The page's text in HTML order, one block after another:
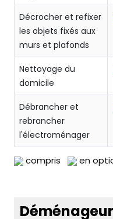
Décrocher et refixer
les objets fixés aux
murs et plafonds
Nettoyage du
domicile
Débrancher et
rebrancher
l'électroménager
compris en